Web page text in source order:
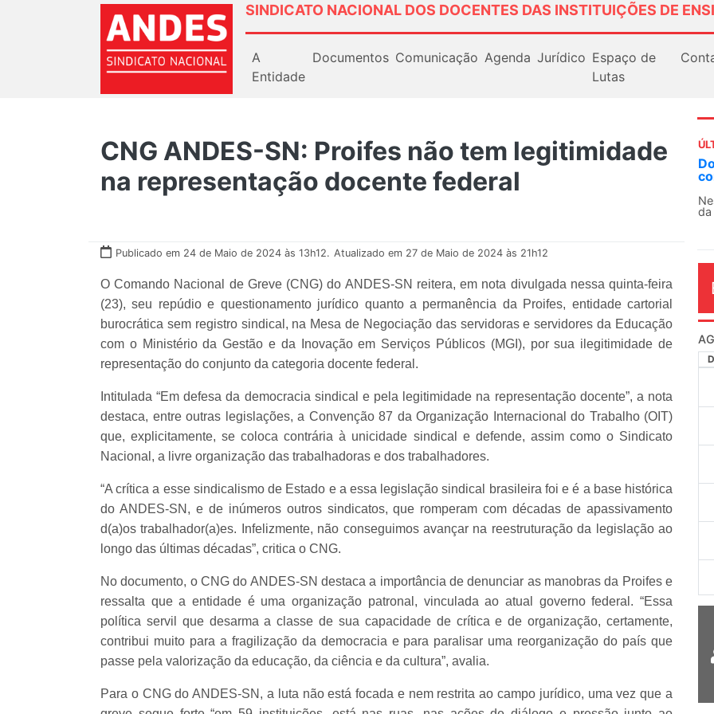
SINDICATO NACIONAL DOS DOCENTES DAS INSTITUIÇÕES DE
A
Entidade
Documentos Comunicação Agenda Jurídico Espaço de
Lutas
CNG ANDES-SN: Proifes não tem legitimidade
na representação docente federal
Publicado em 24 de Maio de 2024 às 13h12. Atualizado em 27 de Maio de 2024 às 21h12
O Comando Nacional de Greve (CNG) do ANDES-SN reitera, em nota divulgada nessa quinta-feira
(23), seu repúdio e questionamento jurídico quanto a permanência da Proifes, entidade cartorial
burocrática sem registro sindical, na Mesa de Negociação das servidoras e servidores da Educação
com o Ministério da Gestão e da Inovação em Serviços Públicos (MGI), por sua ilegitimidade de
representação do conjunto da categoria docente federal.
Intitulada “Em defesa da democracia sindical e pela legitimidade na representação docente”, a nota
destaca, entre outras legislações, a Convenção 87 da Organização Internacional do Trabalho (OIT)
que, explicitamente, se coloca contrária à unicidade sindical e defende, assim como o Sindicato
Nacional, a livre organização das trabalhadoras e dos trabalhadores.
“A crítica a esse sindicalismo de Estado e a essa legislação sindical brasileira foi e é a base histórica
do ANDES-SN, e de inúmeros outros sindicatos, que romperam com décadas de apassivamento
d(a)os trabalhador(a)es. Infelizmente, não conseguimos avançar na reestruturação da legislação ao
longo das últimas décadas”, critica o CNG.
No documento, o CNG do ANDES-SN destaca a importância de denunciar as manobras da Proifes e
ressalta que a entidade é uma organização patronal, vinculada ao atual governo federal. “Essa
política servil que desarma a classe de sua capacidade de crítica e de organização, certamente,
contribui muito para a fragilização da democracia e para paralisar uma reorganização do país que
passe pela valorização da educação, da ciência e da cultura”, avalia.
Para o CNG do ANDES-SN, a luta não está focada e nem restrita ao campo jurídico, uma vez que a
Docentes paralisam
contra as políticas de Milei na
Nessa segunda-feira (3), sindicatos
da educação superior e básica da